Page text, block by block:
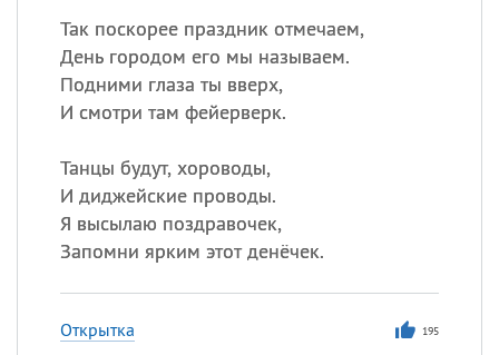
Так поскорее праздник отмечаем,
День городом его мы называем.
Подними глаза ты вверх,
И смотри там фейерверк.
Танцы будут, хороводы,
И диджейские проводы.
Я высылаю поздравочек,
Запомни ярким этот денёчек.
Открытка 195